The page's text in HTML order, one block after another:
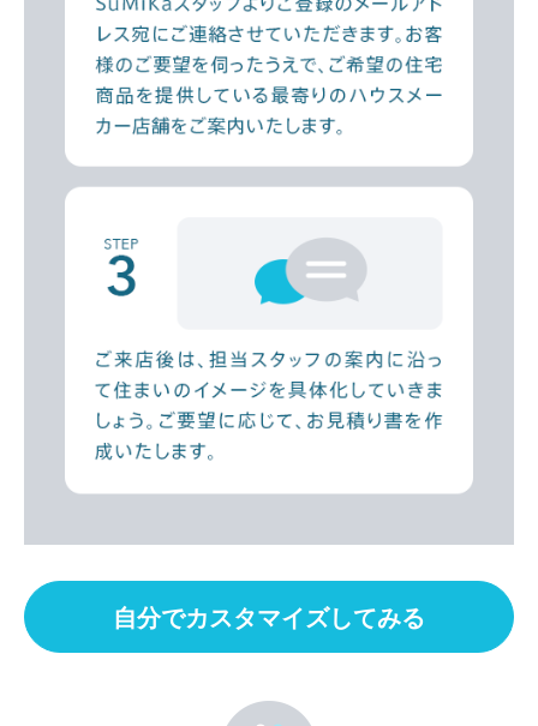
自分でカスタマイズしてみる